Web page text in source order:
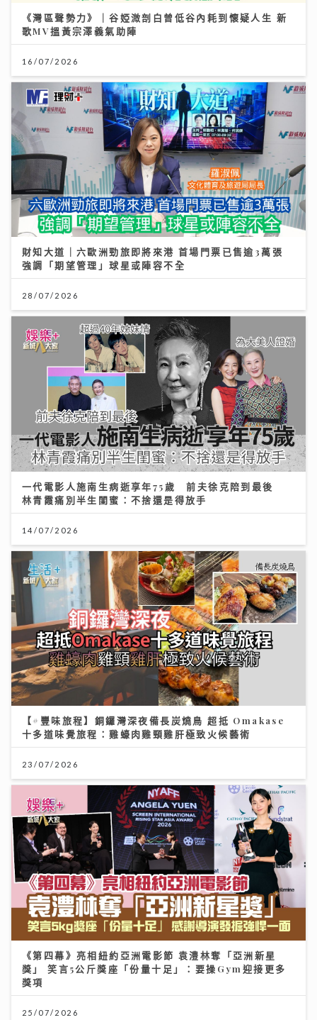
《灣區聲勢力》｜谷婭溦剖白曾低谷內耗到懷疑人生 新
歌MV搵黃宗澤義氣助陣
16/07/2026
財知大道｜六歐洲勁旅即將來港 首場門票已售逾3萬張
強調「期望管理」球星或陣容不全
28/07/2026
一代電影人施南生病逝享年75歲 前夫徐克陪到最後
林青霞痛別半生閨蜜：不捨還是得放手
14/07/2026
【#豐味旅程】銅鑼灣深夜備長炭燒鳥 超抵 Omakase
十多道味覺旅程：雞蠔肉雞頸雞肝極致火候藝術
23/07/2026
《第四幕》亮相紐約亞洲電影節 袁澧林奪「亞洲新星
獎」 笑言5公斤獎座「份量十足」：要操Gym迎接更多
獎項
25/07/2026